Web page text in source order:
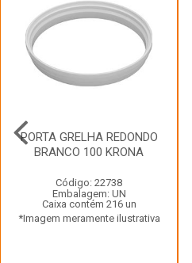
PORTA GRELHA REDONDO
BRANCO 100 KRONA
Código: 22738
Embalagem: UN
Caixa contém 216 un
*Imagem meramente ilustrativa